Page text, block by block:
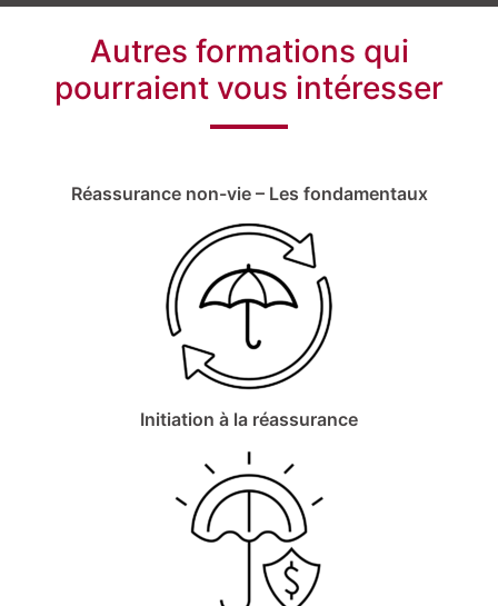
Autres formations qui
pourraient vous intéresser
Réassurance non-vie – Les fondamentaux
Initiation à la réassurance